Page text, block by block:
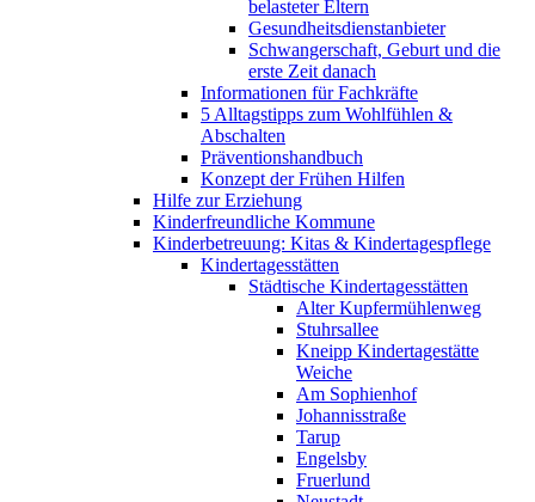
belasteter Eltern
Gesundheitsdienstanbieter
Schwangerschaft, Geburt und die
erste Zeit danach
Informationen für Fachkräfte
5 Alltagstipps zum Wohlfühlen &
Abschalten
Präventionshandbuch
Konzept der Frühen Hilfen
Hilfe zur Erziehung
Kinderfreundliche Kommune
Kinderbetreuung: Kitas & Kindertagespflege
Kindertagesstätten
Städtische Kindertagesstätten
Alter Kupfermühlenweg
Stuhrsallee
Kneipp Kindertagestätte
Weiche
Am Sophienhof
Johannisstraße
Tarup
Engelsby
Fruerlund